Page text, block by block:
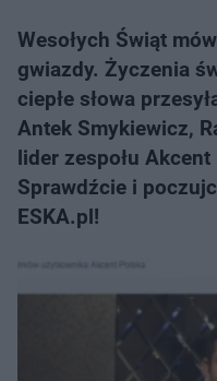
Wesołych Świąt
gwiazdy. Życzenia
ciepłe słowa
Antek Smykiewicz,
lider zespołu
Sprawdźcie i
ESKA.pl!